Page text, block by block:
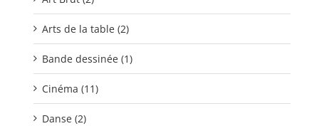
Arts de la table (2)
Bande dessinée (1)
Cinéma (11)
Danse (2)